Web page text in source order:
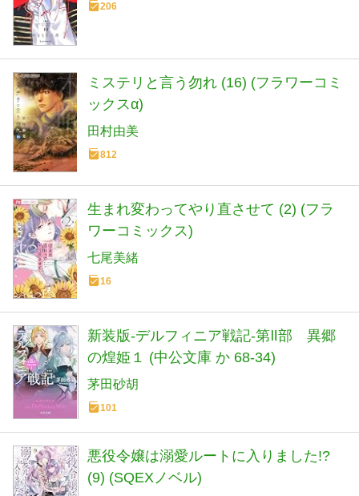
206
ミステリと言う勿れ (16) (フラワーコミ
ックスα)
田村由美
812
生まれ変わってやり直させて (2) (フラ
ワーコミックス)
七尾美緒
16
新装版-デルフィニア戦記-第Ⅱ部 異郷
の煌姫１ (中公文庫 か 68-34)
茅田砂胡
101
悪役令嬢は溺愛ルートに入りました!?
(9) (SQEXノベル)